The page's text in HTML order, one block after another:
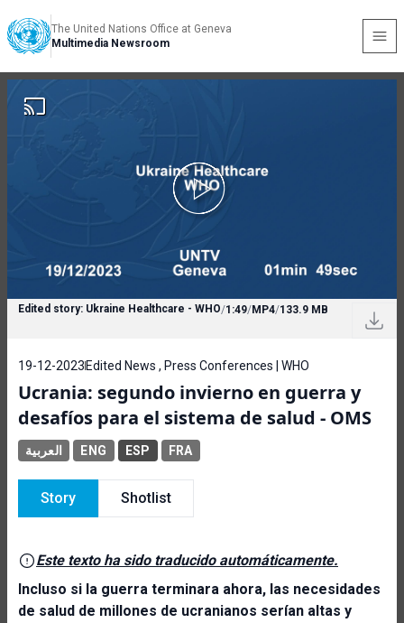
The United Nations Office at Geneva
Multimedia Newsroom
Edited story: Ukraine Healthcare - WHO/1:49/MP4/133.9 MB
19-12-2023 Edited News , Press Conferences | WHO
Ucrania: segundo invierno en guerra y
desafíos para el sistema de salud - OMS
العربية ENG ESP FRA
Story Shotlist
Este texto ha sido traducido automáticamente.
Incluso si la guerra terminara ahora, las necesidades
de salud de millones de ucranianos serían altas y